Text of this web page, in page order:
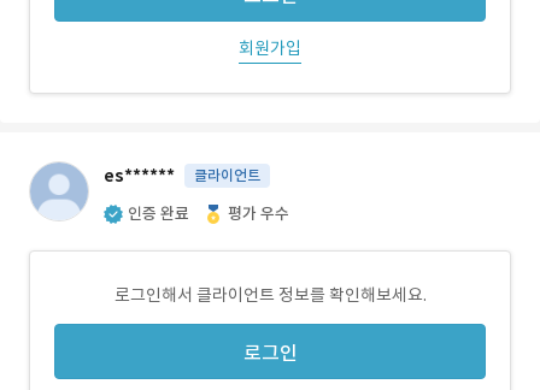
회원가입
es****** 클라이언트
인증 완료 평가 우수
로그인해서 클라이언트 정보를 확인해보세요.
로그인